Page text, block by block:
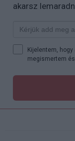
akarsz
Kijelentem, hogy
megismertem